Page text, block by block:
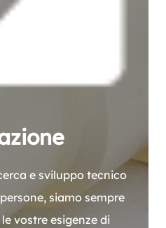
e sviluppo tecnico
siamo sempre
vostre esigenze di